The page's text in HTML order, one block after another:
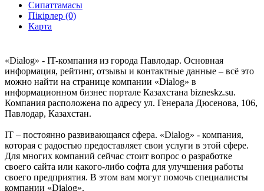
Сипаттамасы
Пікірлер (0)
Карта
«Dialog» - IT-компания из города Павлодар. Основная
информация, рейтинг, отзывы и контактные данные – всё это
можно найти на странице компании «Dialog» в
информационном бизнес портале Казахстана bizneskz.su.
Компания расположена по адресу ул. Генерала Дюсенова, 106,
Павлодар, Казахстан.
IT – постоянно развивающаяся сфера. «Dialog» - компания,
которая с радостью предоставляет свои услуги в этой сфере.
Для многих компаний сейчас стоит вопрос о разработке
своего сайта или какого-либо софта для улучшения работы
своего предприятия. В этом вам могут помочь специалисты
компании «Dialog».